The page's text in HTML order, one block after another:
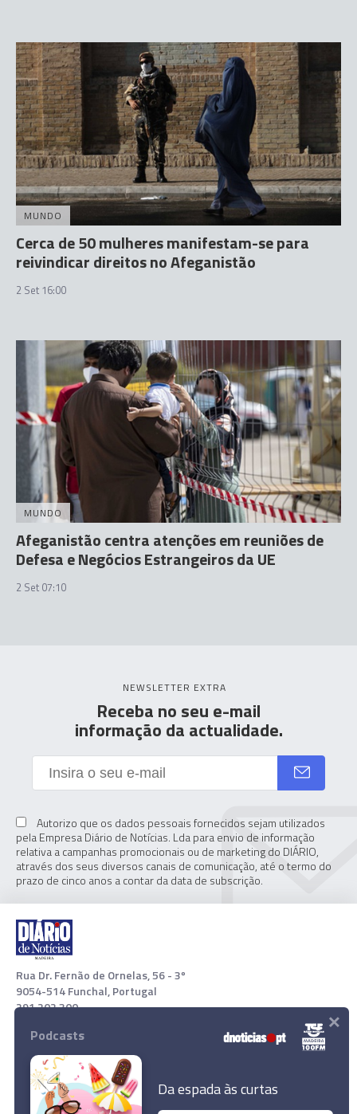
MUNDO
Cerca de 50 mulheres manifestam-se para
reivindicar direitos no Afeganistão
2 Set 16:00
MUNDO
Afeganistão centra atenções em reuniões de
Defesa e Negócios Estrangeiros da UE
2 Set 07:10
NEWSLETTER EXTRA
Receba no seu e-mail
informação da actualidade.
Autorizo que os dados pessoais fornecidos sejam utilizados
pela Empresa Diário de Notícias. Lda para envio de informação
relativa a campanhas promocionais ou de marketing do DIÁRIO,
através dos seus diversos canais de comunicação, até o termo do
prazo de cinco anos a contar da data de subscrição.
Rua Dr. Fernão de Ornelas, 56 - 3º
9054-514 Funchal, Portugal
291 202 300
Download App
Podcasts
Da espada às curtas
×